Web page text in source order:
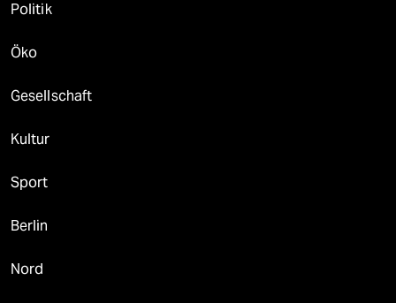
Politik
Öko
Gesellschaft
Kultur
Sport
Berlin
Nord